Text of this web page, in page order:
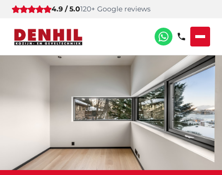
4.9 / 5.0120+ Google reviews